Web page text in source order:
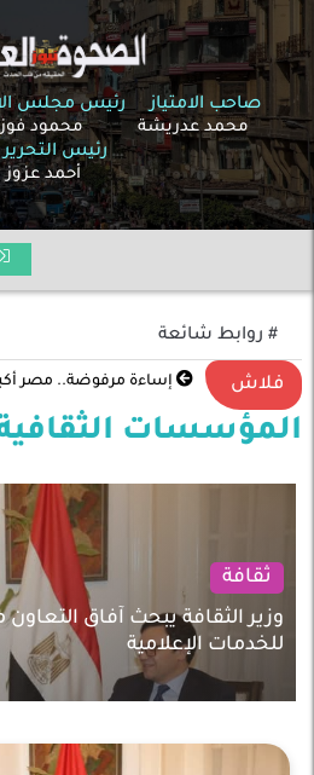
صاحب الامتياز
محمد عدريشة
رئيس مجلس
محمود
رئيس التحرير
أحمد عزوز
# روابط شائعة
فلاش إساءة مرفوضة.. مصر
المؤسسات
ثقافة
وزير الثقافة يبحث آفاق
للخدمات الإعلامية